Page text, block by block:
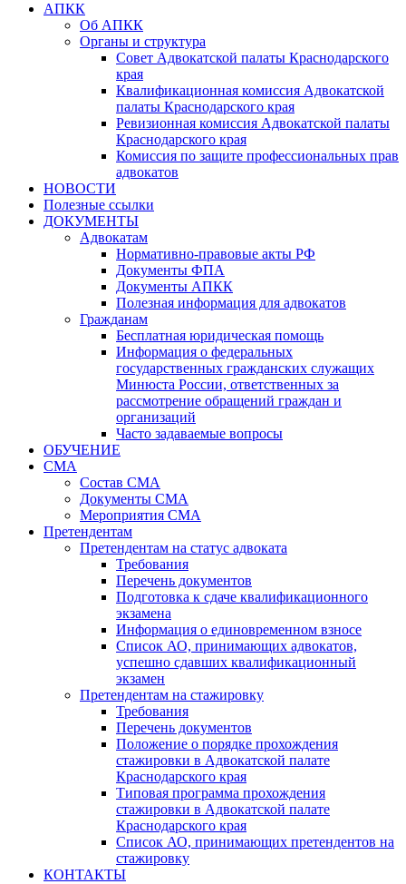
АПКК
Об АПКК
Органы и структура
Совет Адвокатской палаты Краснодарского
края
Квалификационная комиссия Адвокатской
палаты Краснодарского края
Ревизионная комиссия Адвокатской палаты
Краснодарского края
Комиссия по защите профессиональных прав
адвокатов
НОВОСТИ
Полезные ссылки
ДОКУМЕНТЫ
Адвокатам
Нормативно-правовые акты РФ
Документы ФПА
Документы АПКК
Полезная информация для адвокатов
Гражданам
Бесплатная юридическая помощь
Информация о федеральных
государственных гражданских служащих
Минюста России, ответственных за
рассмотрение обращений граждан и
организаций
Часто задаваемые вопросы
ОБУЧЕНИЕ
СМА
Состав СМА
Документы СМА
Мероприятия СМА
Претендентам
Претендентам на статус адвоката
Требования
Перечень документов
Подготовка к сдаче квалификационного
экзамена
Информация о единовременном взносе
Список АО, принимающих адвокатов,
успешно сдавших квалификационный
экзамен
Претендентам на стажировку
Требования
Перечень документов
Положение о порядке прохождения
стажировки в Адвокатской палате
Краснодарского края
Типовая программа прохождения
стажировки в Адвокатской палате
Краснодарского края
Список АО, принимающих претендентов на
стажировку
КОНТАКТЫ